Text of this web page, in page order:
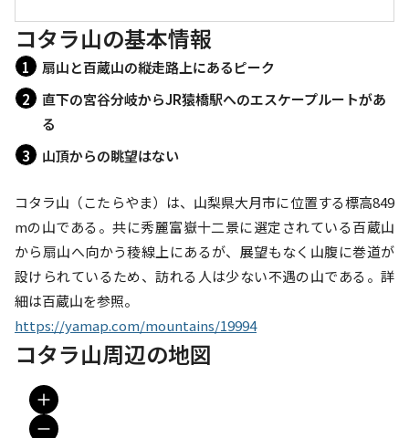
コタラ山の基本情報
扇山と百蔵山の縦走路上にあるピーク
直下の宮谷分岐からJR猿橋駅へのエスケープルートがあ
る
山頂からの眺望はない
コタラ山（こたらやま）は、山梨県大月市に位置する標高849
mの山である。共に秀麗富嶽十二景に選定されている百蔵山
から扇山へ向かう稜線上にあるが、展望もなく山腹に巻道が
設けられているため、訪れる人は少ない不遇の山である。詳
https://yamap.com/mountains/19994
コタラ山周辺の地図